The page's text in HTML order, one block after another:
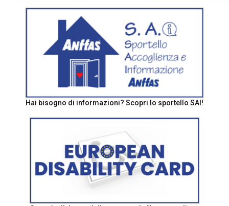
Hai bisogno di informazioni? Scopri lo sportello SAI!